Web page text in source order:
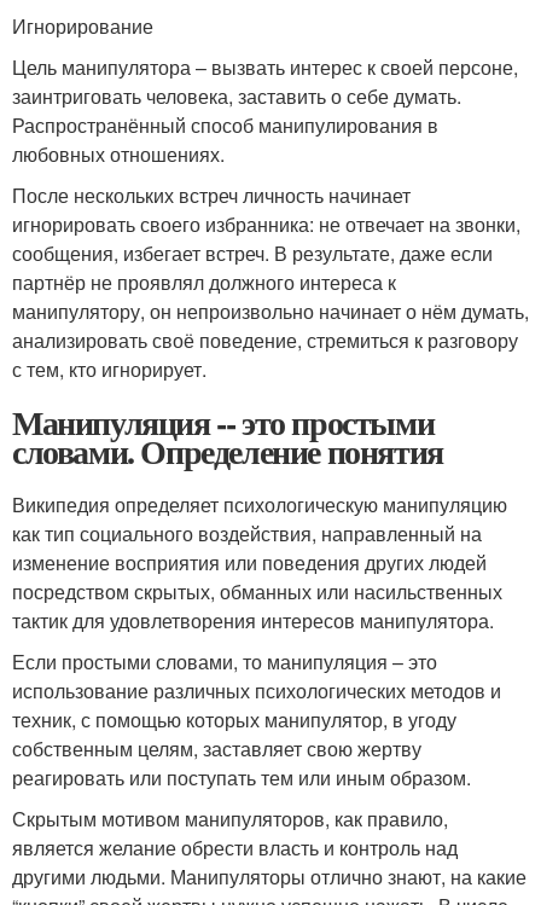
Игнорирование
Цель манипулятора – вызвать интерес к своей персоне,
заинтриговать человека, заставить о себе думать.
Распространённый способ манипулирования в
любовных отношениях.
После нескольких встреч личность начинает
игнорировать своего избранника: не отвечает на звонки,
сообщения, избегает встреч. В результате, даже если
партнёр не проявлял должного интереса к
манипулятору, он непроизвольно начинает о нём думать,
анализировать своё поведение, стремиться к разговору
с тем, кто игнорирует.
Манипуляция -- это простыми
словами. Определение понятия
Википедия определяет психологическую манипуляцию
как тип социального воздействия, направленный на
изменение восприятия или поведения других людей
посредством скрытых, обманных или насильственных
тактик для удовлетворения интересов манипулятора.
Если простыми словами, то манипуляция – это
использование различных психологических методов и
техник, с помощью которых манипулятор, в угоду
собственным целям, заставляет свою жертву
реагировать или поступать тем или иным образом.
Скрытым мотивом манипуляторов, как правило,
является желание обрести власть и контроль над
другими людьми. Манипуляторы отлично знают, на какие